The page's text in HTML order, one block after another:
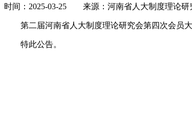
时间：2025-03-25 来源：河南省人大制度理论研
第二届河南省人大制度理论研究会第四次会员大
特此公告。